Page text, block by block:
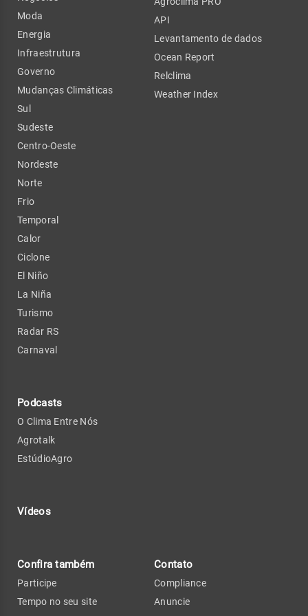
Moda
Energia
Infraestrutura
Governo
Mudanças Climáticas
Sul
Sudeste
Centro-Oeste
Nordeste
Norte
Frio
Temporal
Calor
Ciclone
El Niño
La Niña
Turismo
Radar RS
Carnaval
Podcasts
O Clima Entre Nós
Agrotalk
EstúdioAgro
Vídeos
API
Levantamento de dados
Ocean Report
Relclima
Weather Index
Confira também
Participe
Tempo no seu site
Contato
Compliance
Anuncie